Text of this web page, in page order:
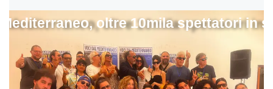
oltre 10mila spettatori in